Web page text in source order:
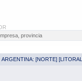
ARGENTINA: [NORTE] [LITORAL